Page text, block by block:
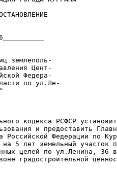
землеполь-
Цент-
Федера-
по ул.Ле-
кодекса РСФСР
и предоставить
Российской Федерации по
5 лет земельный участок
целей по ул.Ленина, 36
градостроительной